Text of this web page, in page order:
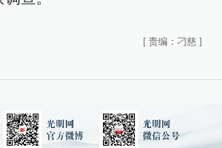
[ 责编：刁慈 ]